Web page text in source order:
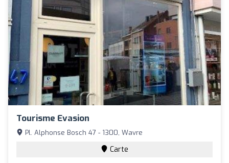
Tourisme Evasion
Pl. Alphonse Bosch 47 - 1300, Wavre
Carte